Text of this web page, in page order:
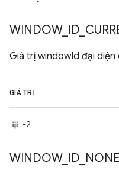
WINDOW_ ID
Giá trị windowId đại diện
GIÁ TRỊ
-2
WINDOW_ ID NONE